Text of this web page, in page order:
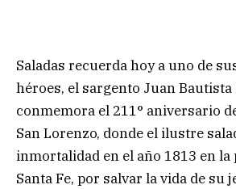
Saladas recuerda hoy a uno de
héroes, el sargento Juan Bautista
conmemora el 211° aniversario
San Lorenzo, donde el ilustre
inmortalidad en el año 1813 en la
Santa Fe, por salvar la vida de su